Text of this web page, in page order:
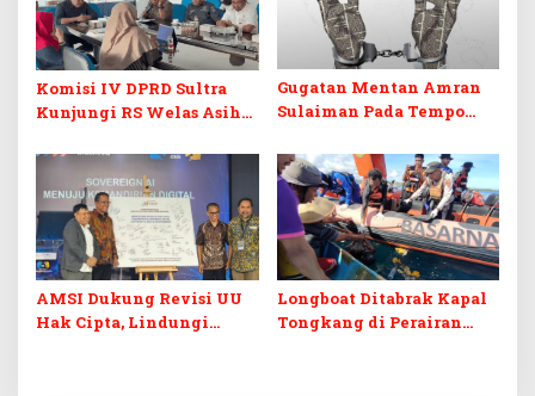
Komisi IV DPRD Sultra
Kunjungi RS Welas Asih
TPK hingga Layanan
Medis Canggih
Gugatan Mentan Amran
Sulaiman Pada Tempo
Pers
AMSI Dukung Revisi UU
Hak Cipta, Lindungi
Longboat Ditabrak Kapal
Tongkang di Perairan